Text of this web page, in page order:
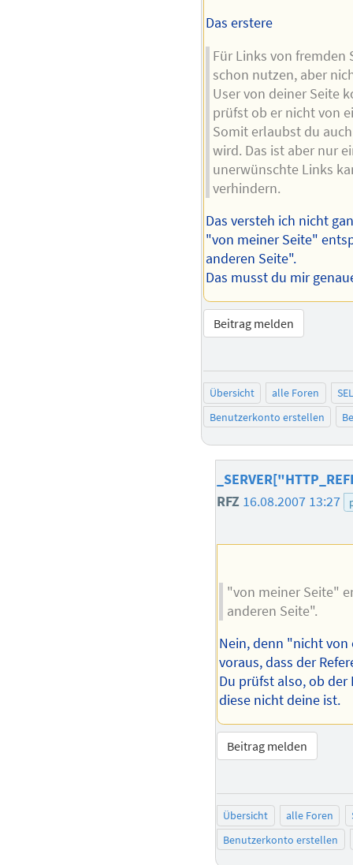
Das erstere
Für Links von fremden
schon nutzen, aber
User von deiner Seite
prüfst ob er nicht von
Somit erlaubst du
wird. Das ist aber nur
unerwünschte Links
verhindern.
Das versteh ich nicht
"von meiner Seite"
anderen Seite".
Das musst du mir
Beitrag melden
Übersicht alle Foren
Benutzerkonto erstellen
RFZ 16.08.2007 13:27
"von meiner Seite"
anderen Seite".
Nein, denn "nicht
voraus, dass der
Du prüfst also, ob der
diese nicht deine ist.
Beitrag melden
Übersicht alle Foren
Benutzerkonto erstellen